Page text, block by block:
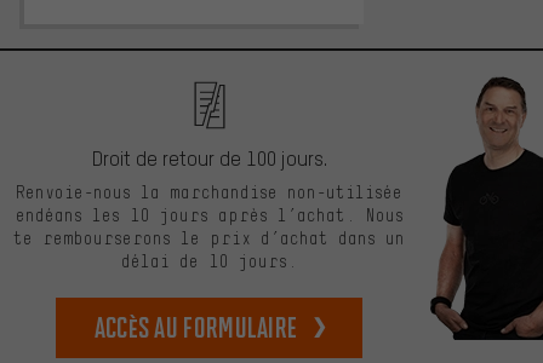
Droit de retour de 100 jours.
Renvoie-nous la marchandise non-utilisée
endéans les 10 jours après l’achat. Nous
te rembourserons le prix d’achat dans un
délai de 10 jours.
Accès au formulaire